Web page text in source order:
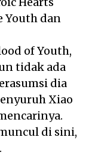
Youth dan
of Youth,
tidak ada
dia
Xiao
di sini,